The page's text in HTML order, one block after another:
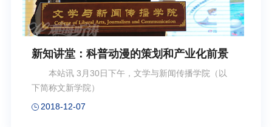
新知讲堂：科普动漫的策划和产业化前景
本站讯 3月30日下午，文学与新闻传播学院（以
下简称文新学院）
2018-12-07